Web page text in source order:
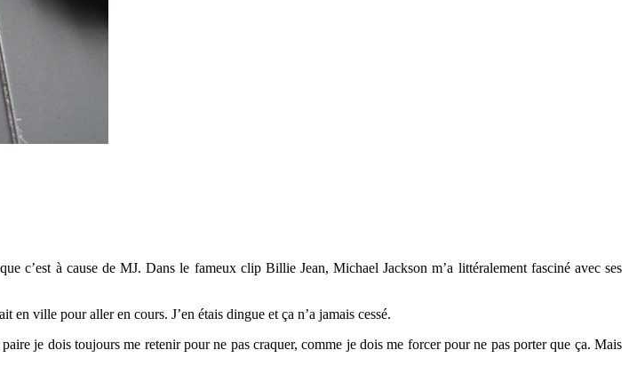
c’est à cause de MJ. Dans le fameux clip Billie Jean, Michael Jackson m’a littéralement fasciné avec ses
en ville pour aller en cours. J’en étais dingue et ça n’a jamais cessé.
je dois toujours me retenir pour ne pas craquer, comme je dois me forcer pour ne pas porter que ça. Mais